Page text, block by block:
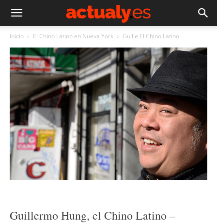
Inicio El Chino Latino en Nueva York Guille El Chino Latino
Guillermo Hung, el Chino Latino –